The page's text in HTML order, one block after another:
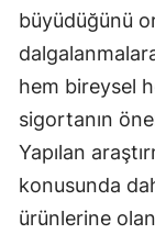
büyüdüğünü
hem bireysel
sigortanın
Yapılan
konusunda
ürünlerine